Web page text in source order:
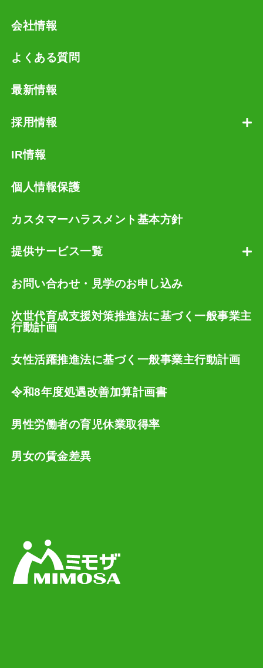
会社情報
よくある質問
最新情報
採用情報
IR情報
個人情報保護
カスタマーハラスメント基本方針
提供サービス一覧
お問い合わせ・見学のお申し込み
次世代育成支援対策推進法に基づく一般事業主
行動計画
女性活躍推進法に基づく一般事業主行動計画
令和8年度処遇改善加算計画書
男性労働者の育児休業取得率
男女の賃金差異